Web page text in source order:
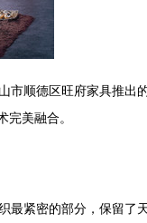
顺德区旺府家具推出
美融合。
紧密的部分，保留了